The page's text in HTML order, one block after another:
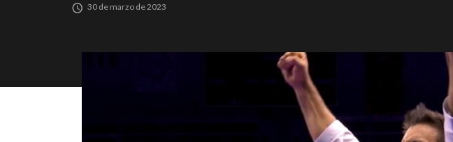
30 de marzo de 2023